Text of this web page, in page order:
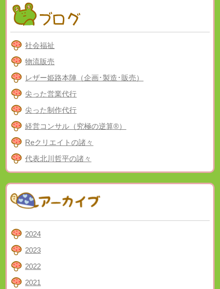
社会福祉
物流販売
レザー姫路本陣（企画･製造･販売）
尖った営業代行
尖った制作代行
経営コンサル（究極の逆算®）
Reクリエイトの諸々
代表北川哲平の諸々
2024
2023
2022
2021